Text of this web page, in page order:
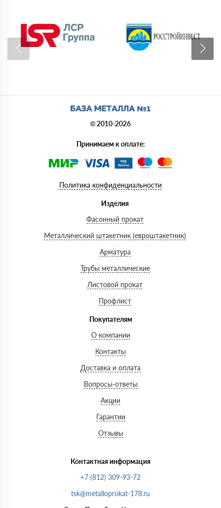
© 2010-2026
Принимаем к оплате:
Политика конфиденциальности
Изделия
Фасонный прокат
Металлический штакетник (евроштакетник)
Арматура
Трубы металлические
Листовой прокат
Профлист
Покупателям
О компании
Контакты
Доставка и оплата
Вопросы-ответы
Акции
Гарантии
Отзывы
Контактная информация
+7 (812) 309-93-72
tsk@metalloprokat-178.ru